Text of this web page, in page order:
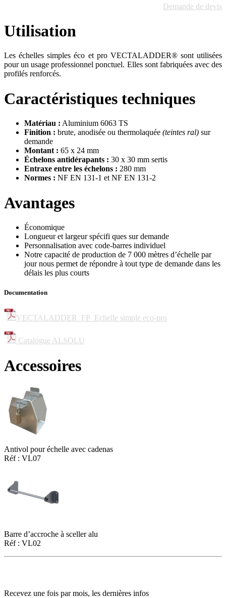
Demande de devis
Utilisation
Les échelles simples éco et pro VECTALADDER® sont utilisées
pour un usage professionnel ponctuel. Elles sont fabriquées avec des
profilés renforcés.
Caractéristiques techniques
Matériau : Aluminium 6063 TS
Finition : brute, anodisée ou thermolaquée (teintes ral) sur
demande
Montant : 65 x 24 mm
Échelons antidérapants : 30 x 30 mm sertis
Entraxe entre les échelons : 280 mm
Normes : NF EN 131-1 et NF EN 131-2
Avantages
Économique
Longueur et largeur spécifi ques sur demande
Personnalisation avec code-barres individuel
Notre capacité de production de 7 000 mètres d’échelle par
jour nous permet de répondre à tout type de demande dans les
délais les plus courts
Documentation
VECTALADDER_FP_Echelle simple eco-pro
Catalogue ALSOLU
Accessoires
Antivol pour échelle avec cadenas
Réf : VL07
Barre d’accroche à sceller alu
Réf : VL02
Recevez une fois par mois, les dernières infos